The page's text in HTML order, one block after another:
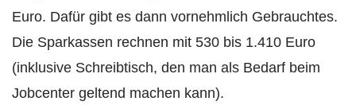
Euro. Dafür gibt es dann vornehmlich Gebrauchtes.
Die Sparkassen rechnen mit 530 bis 1.410 Euro
(inklusive Schreibtisch, den man als Bedarf beim
Jobcenter geltend machen kann).